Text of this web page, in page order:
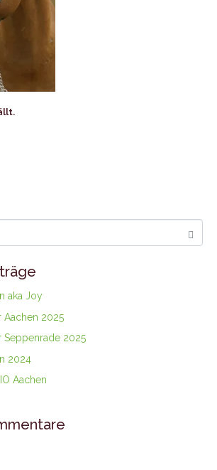
aka Joy
Aachen 2025
Seppenrade 2025
2024
Aachen